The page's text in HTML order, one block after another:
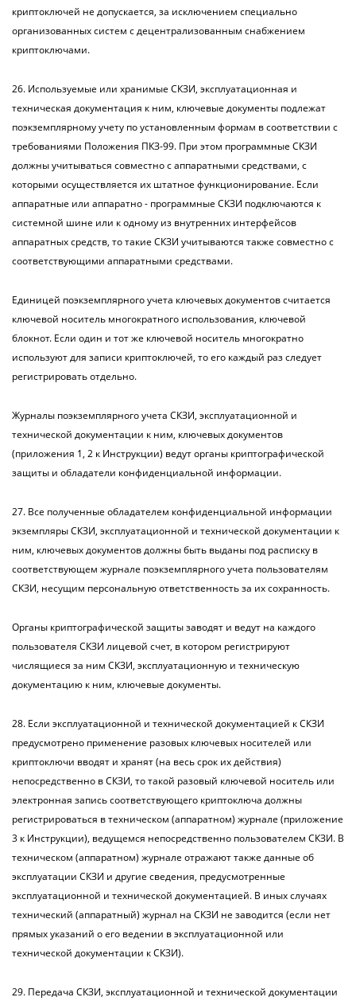
криптоключей не допускается, за исключением специально
организованных систем с децентрализованным снабжением
криптоключами.
26. Используемые или хранимые СКЗИ, эксплуатационная и
техническая документация к ним, ключевые документы подлежат
поэкземплярному учету по установленным формам в соответствии с
требованиями Положения ПКЗ-99. При этом программные СКЗИ
должны учитываться совместно с аппаратными средствами, с
которыми осуществляется их штатное функционирование. Если
аппаратные или аппаратно - программные СКЗИ подключаются к
системной шине или к одному из внутренних интерфейсов
аппаратных средств, то такие СКЗИ учитываются также совместно с
соответствующими аппаратными средствами.
Единицей поэкземплярного учета ключевых документов считается
ключевой носитель многократного использования, ключевой
блокнот. Если один и тот же ключевой носитель многократно
используют для записи криптоключей, то его каждый раз следует
регистрировать отдельно.
Журналы поэкземплярного учета СКЗИ, эксплуатационной и
технической документации к ним, ключевых документов
(приложения 1, 2 к Инструкции) ведут органы криптографической
защиты и обладатели конфиденциальной информации.
27. Все полученные обладателем конфиденциальной информации
экземпляры СКЗИ, эксплуатационной и технической документации к
ним, ключевых документов должны быть выданы под расписку в
соответствующем журнале поэкземплярного учета пользователям
СКЗИ, несущим персональную ответственность за их сохранность.
Органы криптографической защиты заводят и ведут на каждого
пользователя СКЗИ лицевой счет, в котором регистрируют
числящиеся за ним СКЗИ, эксплуатационную и техническую
документацию к ним, ключевые документы.
28. Если эксплуатационной и технической документацией к СКЗИ
предусмотрено применение разовых ключевых носителей или
криптоключи вводят и хранят (на весь срок их действия)
непосредственно в СКЗИ, то такой разовый ключевой носитель или
электронная запись соответствующего криптоключа должны
регистрироваться в техническом (аппаратном) журнале (приложение
3 к Инструкции), ведущемся непосредственно пользователем СКЗИ. В
техническом (аппаратном) журнале отражают также данные об
эксплуатации СКЗИ и другие сведения, предусмотренные
эксплуатационной и технической документацией. В иных случаях
технический (аппаратный) журнал на СКЗИ не заводится (если нет
прямых указаний о его ведении в эксплуатационной или
технической документации к СКЗИ).
29. Передача СКЗИ, эксплуатационной и технической документации